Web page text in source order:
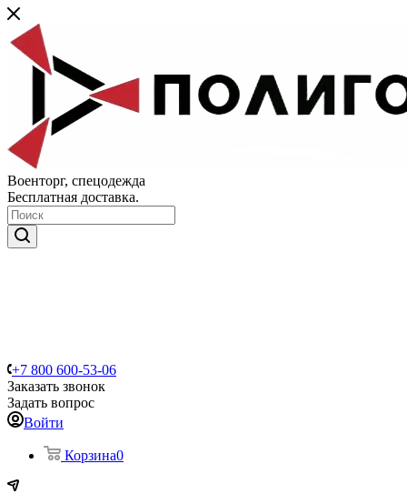
Военторг, спецодежда
Бесплатная доставка.
+7 800 600-53-06
Заказать звонок
Задать вопрос
Войти
Корзина0